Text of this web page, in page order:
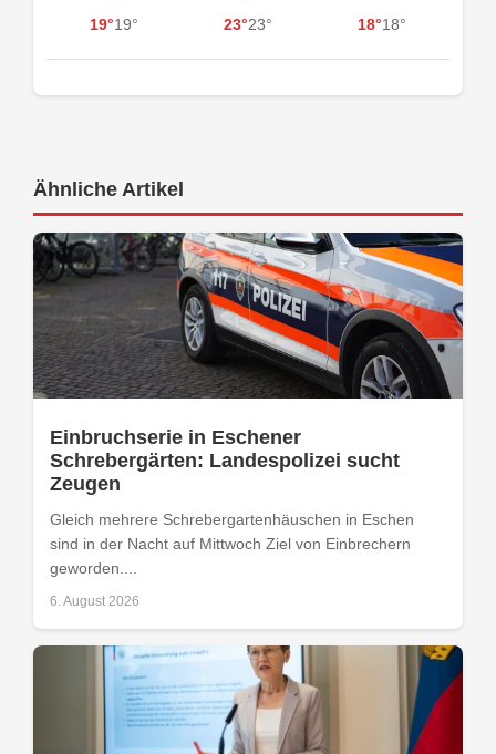
19°19° 23°23° 18°18°
Ähnliche Artikel
Einbruchserie in Eschener
Schrebergärten: Landespolizei sucht
Zeugen
Gleich mehrere Schrebergartenhäuschen in Eschen
sind in der Nacht auf Mittwoch Ziel von Einbrechern
geworden....
6. August 2026